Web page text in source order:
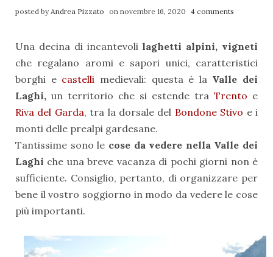
posted by Andrea Pizzato on novembre 16, 2020 4 comments
Una decina di incantevoli laghetti alpini, vigneti
che regalano aromi e sapori unici, caratteristici
borghi e castelli medievali: questa è la Valle dei
Laghi, un territorio che si estende tra Trento e
Riva del Garda, tra la dorsale del Bondone Stivo e i
monti delle prealpi gardesane.
Tantissime sono le cose da vedere nella Valle dei
Laghi che una breve vacanza di pochi giorni non è
sufficiente. Consiglio, pertanto, di organizzare per
bene il vostro soggiorno in modo da vedere le cose
più importanti.